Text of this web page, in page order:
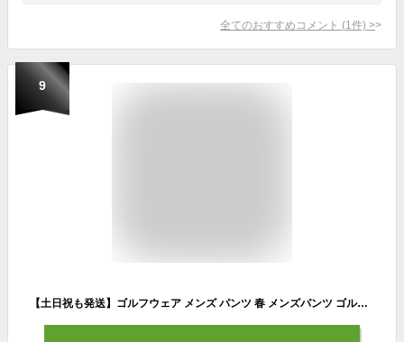
全てのおすすめコメント (1 件) >
9
【土日祝も発送】ゴルフウェア メンズ パンツ 春 メンズパンツ ゴルフパンツ ズボン サイドライン ウエストゴム ストレッチ ポンチ テーパード おしゃれ 大きいサイズ M L XL XXL XXXL COMONGOLF 秋ライン入りテーパードゴルフパンツ(CG-21013ST)